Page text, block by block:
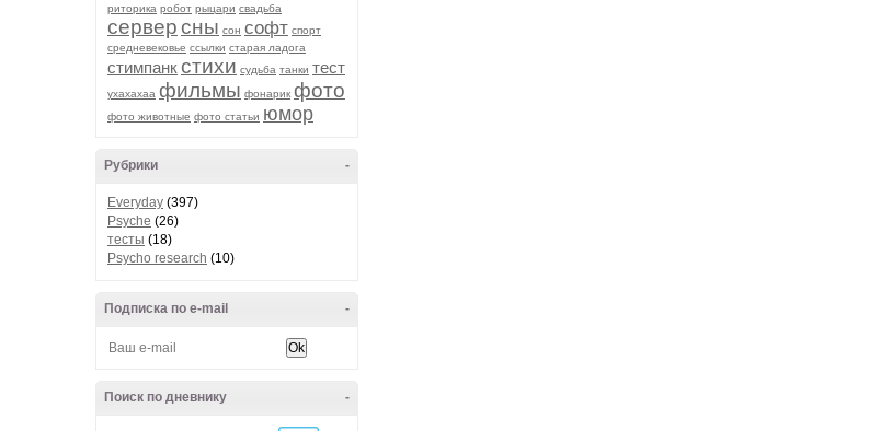
риторика робот рыцари свадьба
серверсны сон софт спорт
средневековье ссылки старая ладога
стимпанкстихи судьба танки тест
ухахахаа фильмы фонарик фото
фото животные фото статьи юмор
-
Рубрики
Everyday (397)
Psyche (26)
тесты (18)
Psycho research (10)
-
Подписка по e-mail
-
Поиск по дневнику